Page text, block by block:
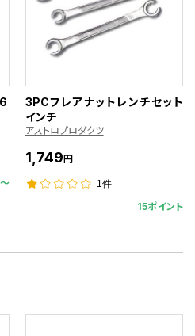
3PCフレアナットレンチセット
インチ
アストロプロダクツ
1,749円
1件
15ポイント